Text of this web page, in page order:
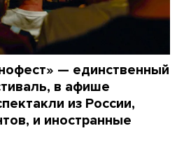
— единственный
в афише
из России,
и иностранные